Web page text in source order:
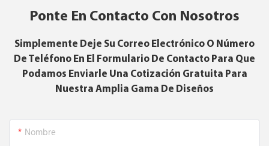
Ponte En Contacto Con Nosotros
Simplemente Deje Su Correo Electrónico O Número
De Teléfono En El Formulario De Contacto Para Que
Podamos Enviarle Una Cotización Gratuita Para
Nuestra Amplia Gama De Diseños
Nombre